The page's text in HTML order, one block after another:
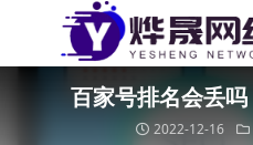
百家号排名会丢
2022-12-16